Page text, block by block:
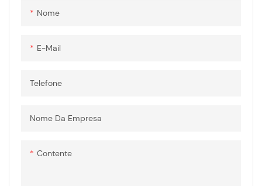
Nome
E-Mail
Telefone
Nome Da Empresa
Contente
Força de inserção e extração: